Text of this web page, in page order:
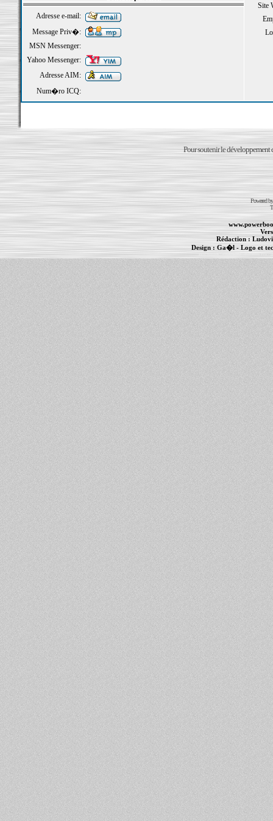
Site
Adresse e-mail:
Message Priv�:
MSN Messenger:
Yahoo Messenger:
Adresse AIM:
Num�ro ICQ:
Pour soutenir le développement
Powered
Rédaction :
Design :Ga�l - Logo et
PowerBook- MacBook Pro